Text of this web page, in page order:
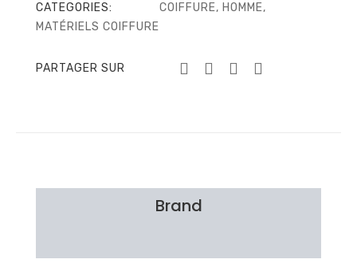
CATEGORIES: COIFFURE, HOMME,
MATÉRIELS COIFFURE
PARTAGER SUR
Brand